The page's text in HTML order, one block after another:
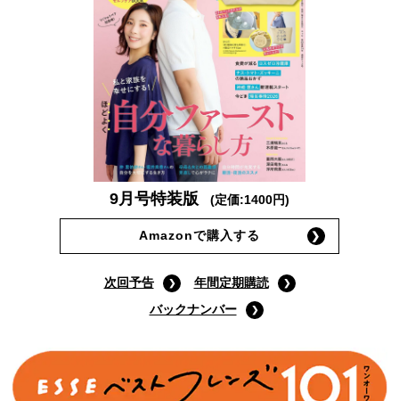
9月号特装版 (定価:1400円)
Amazonで購入する
次回予告
年間定期購読
バックナンバー